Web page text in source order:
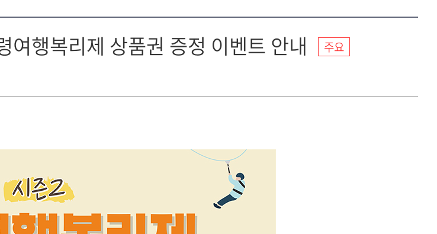
행복리제 상품권 증정 이벤트 안내 주요